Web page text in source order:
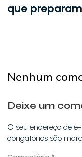
que
Nenhum
Deixe um
O seu endereço de
obrigatórios são